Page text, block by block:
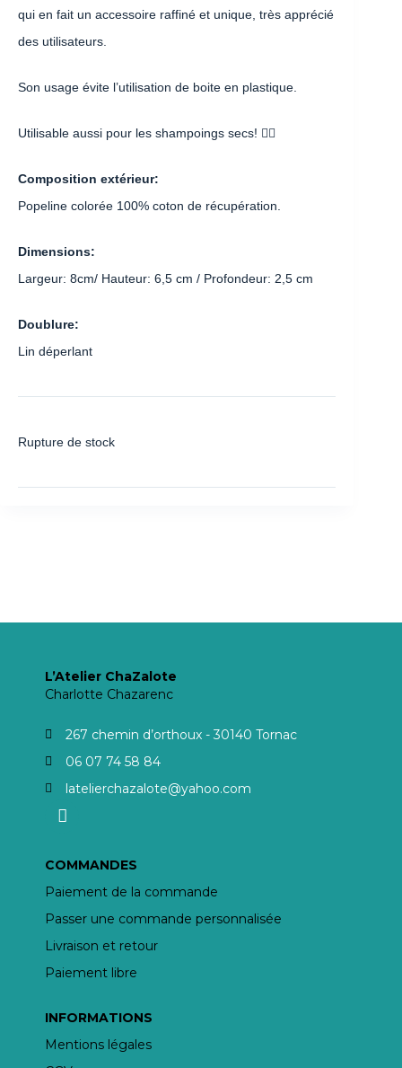
qui en fait un accessoire raffiné et unique, très apprécié
des utilisateurs.
Son usage évite l’utilisation de boite en plastique.
Utilisable aussi pour les shampoings secs! 👍🏽
Composition extérieur:
Popeline colorée 100% coton de récupération.
Dimensions:
Largeur: 8cm/ Hauteur: 6,5 cm / Profondeur: 2,5 cm
Doublure:
Lin déperlant
Rupture de stock
L’Atelier ChaZalote
Charlotte Chazarenc
267 chemin d’orthoux - 30140 Tornac
06 07 74 58 84
latelierchazalote@yahoo.com
COMMANDES
Paiement de la commande
Passer une commande personnalisée
Livraison et retour
Paiement libre
INFORMATIONS
Mentions légales